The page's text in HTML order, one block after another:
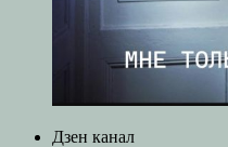
Дзен канал